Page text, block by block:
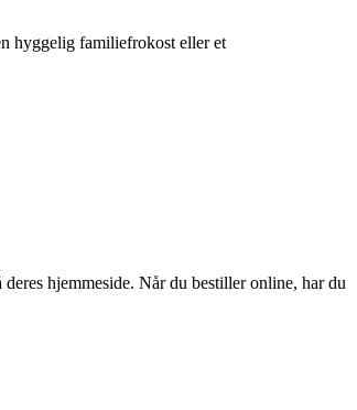
hyggelig familiefrokost eller et
hjemmeside. Når du bestiller online, har du